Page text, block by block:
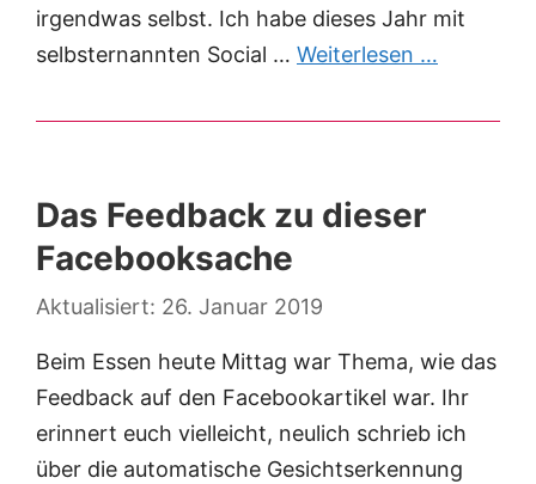
irgendwas selbst. Ich habe dieses Jahr mit
selbsternannten Social … Weiterlesen …
Das Feedback zu dieser
Facebooksache
26. Januar 2019
Beim Essen heute Mittag war Thema, wie das
Feedback auf den Facebookartikel war. Ihr
erinnert euch vielleicht, neulich schrieb ich
über die automatische Gesichtserkennung